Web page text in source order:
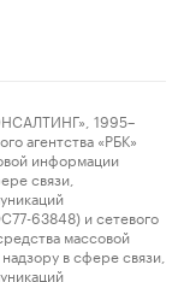
1995–
агентства «РБК»
информации
связи,
63848) и сетевого
массовой
в сфере связи,